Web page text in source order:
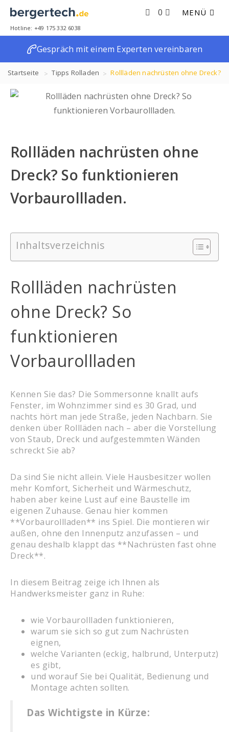
MENÜ
0
Hotline: +49 175 332 6038
Gespräch mit einem Experten vereinbaren
Startseite Tipps Rolladen Rollläden nachrüsten ohne Dreck?
So funktionieren Vorbaurollladen.
Rollläden nachrüsten ohne
Dreck? So funktionieren
Vorbaurollladen.
Inhaltsverzeichnis
Rollläden nachrüsten
ohne Dreck? So
funktionieren
Vorbaurollladen
Kennen Sie das? Die Sommersonne knallt aufs
Fenster, im Wohnzimmer sind es 30 Grad, und
nachts hört man jede Straße, jeden Nachbarn. Sie
denken über Rollläden nach – aber die Vorstellung
von Staub, Dreck und aufgestemmten Wänden
schreckt Sie ab?
Da sind Sie nicht allein. Viele Hausbesitzer wollen
mehr Komfort, Sicherheit und Wärmeschutz,
haben aber keine Lust auf eine Baustelle im
eigenen Zuhause. Genau hier kommen
**Vorbaurollladen** ins Spiel. Die montieren wir
außen, ohne den Innenputz anzufassen – und
genau deshalb klappt das **Nachrüsten fast ohne
Dreck**.
In diesem Beitrag zeige ich Ihnen als
Handwerksmeister ganz in Ruhe:
wie Vorbaurollladen funktionieren,
warum sie sich so gut zum Nachrüsten
eignen,
welche Varianten (eckig, halbrund, Unterputz)
es gibt,
und worauf Sie bei Qualität, Bedienung und
Montage achten sollten.
Das Wichtigste in Kürze: